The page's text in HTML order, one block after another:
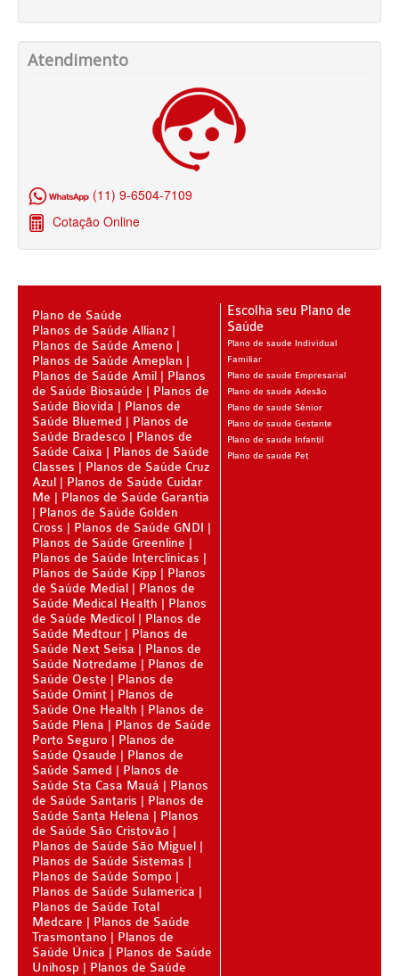
QSAÚDE PLANO DE SAÚDE SÊNIOR
SANTA HELENA PLANO DE SAÚDE SÊNIOR
SÃO CRISTOVÃO PLANO DE SAÚDE SÊNIOR
TOTAL MEDCARE PLANO DE SAÚDE SÊNIOR
TRANSMONTANO PLANO DE SAÚDE SÊNIOR
ÚNICA PLANO DE SAÚDE SÊNIOR
UNIHOSP PLANO DE SAÚDE SÊNIOR
PLANO DE SAÚDE AMEPLAN
PLANO DE SAÚDE AMENO
PLANO DE SAÚDE AMIL
PLANO DE SAÚDE BIOSAÚDE
PLANO DE SAÚDE BIOVIDA
PLANO DE SAÚDE BLUEMED
PLANO DE SAÚDE BRADESCO
PLANO DE SAÚDE CAIXA
PLANO DE SAÚDE CLASSES AACL
PLANO DE SAÚDE CUIDAR ME
PLANO DE SAÚDE DIX
PLANO DE SAÚDE GARANTIA GS SAÚDE
PLANO DE SAÚDE GARANTIA ADVENTISTA
PLANO DE SAÚDE GOLDEN CARE
PLANO DE SAÚDE GOLDEN CROSS
PLANO DE SAÚDE GNDI
PLANO DE SAÚDE KIPP
PLANO DE SAÚDE INTERMÉDICA
PLANO DE SAÚDE GREENLINE
PLANO DE SAÚDE LINCX
Atendimento
(11) 9-6504-7109
Cotação Online
Plano de Saúde
Planos de Saúde Allianz
Planos de Saúde Ameno
Planos de Saúde Ameplan
Planos de Saúde Amil
Planos
de Saúde Biosaúde
Planos de
Saúde Biovida
Planos de
Saúde Bluemed
Planos de
Saúde Bradesco
Planos de
Saúde Caixa
Planos de Saúde
Classes
Planos de Saúde Cruz
Azul
Planos de Saúde Cuidar
Me
Planos de Saúde Garantia
Planos de Saúde Golden
Cross
Planos de Saúde GNDI
Planos de Saúde Greenline
Planos de Saúde Interclinicas
Planos de Saúde Kipp
Planos
de Saúde Medial
Planos de
Saúde Medical Health
Planos
de Saúde Medicol
Planos de
Saúde Medtour
Planos de
Saúde Next Seisa
Planos de
Saúde Notredame
Planos de
Saúde Oeste
Planos de
Saúde Omint
Planos de
Saúde One Health
Planos de
Saúde Plena
Planos de Saúde
Porto Seguro
Planos de
Saúde Qsaude
Planos de
Saúde Samed
Planos de
Saúde Sta Casa Mauá
Planos
de Saúde Santaris
Planos de
Saúde Santa Helena
Planos
de Saúde São Cristovão
Planos de Saúde São Miguel
Planos de Saúde Sistemas
Planos de Saúde Sompo
Planos de Saúde Sulamerica
Planos de Saúde Total
Medcare
Planos de Saúde
Trasmontano
Planos de
Saúde Única
Planos de Saúde
Unihosp
Planos de Saúde
Escolha seu Plano de
Saúde
Plano de saude Individual
Familiar
Plano de saude Empresarial
Plano de saude Adesão
Plano de saude Sênior
Plano de saude Gestante
Plano de saude Infantil
Plano de saude Pet